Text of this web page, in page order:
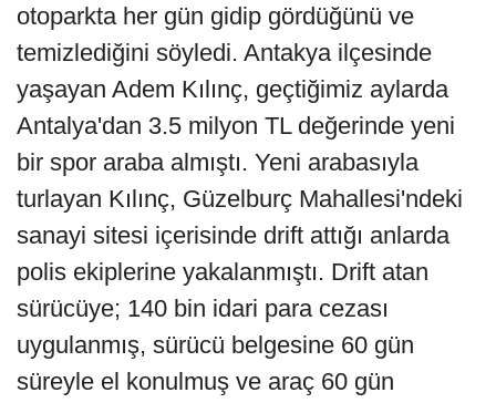
otoparkta her gün gidip gördüğünü ve
temizlediğini söyledi. Antakya ilçesinde
yaşayan Adem Kılınç, geçtiğimiz aylarda
Antalya'dan 3.5 milyon TL değerinde yeni
bir spor araba almıştı. Yeni arabasıyla
turlayan Kılınç, Güzelburç Mahallesi'ndeki
sanayi sitesi içerisinde drift attığı anlarda
polis ekiplerine yakalanmıştı. Drift atan
sürücüye; 140 bin idari para cezası
uygulanmış, sürücü belgesine 60 gün
süreyle el konulmuş ve araç 60 gün